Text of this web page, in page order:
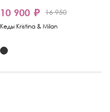
10 900 ₽ 16 950
Кеды Kristina & Milan